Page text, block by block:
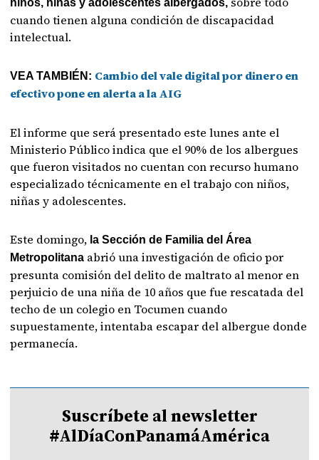
niños, niñas y adolescentes albergados,
cuando tienen alguna condición de discapacidad
intelectual.
VEA TAMBIÉN: Cambio del vale digital por dinero en
efectivo pone en alerta a la AIG
El informe que será presentado este lunes ante el
Ministerio Público indica que el 90% de los albergues
que fueron visitados no cuentan con recurso humano
especializado técnicamente en el trabajo con niños,
niñas y adolescentes.
Este domingo, la Sección de Familia del Área
Metropolitana abrió una investigación de oficio por
presunta comisión del delito de maltrato al menor en
perjuicio de una niña de 10 años que fue rescatada del
techo de un colegio en Tocumen cuando
supuestamente, intentaba escapar del albergue donde
permanecía.
Suscríbete al newsletter
#AlDíaConPanamáAmérica